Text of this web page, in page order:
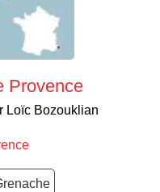
Provence
Loïc Bozouklian